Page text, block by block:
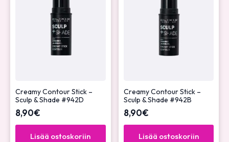
Creamy Contour Stick –
Sculp & Shade #942D
8,90€
Lisää ostoskoriin
Creamy Contour Stick –
Sculp & Shade #942B
8,90€
Lisää ostoskoriin